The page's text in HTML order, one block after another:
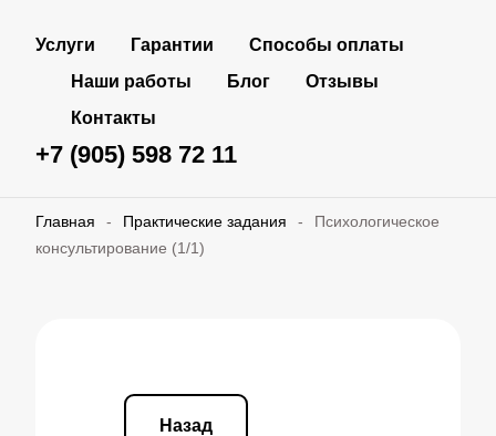
Услуги Гарантии
Способы оплаты
Наши работы
Блог
Отзывы
Контакты
+7 (905) 598 72 11
Главная - Практические задания -
Психологическое
консультирование (1/1)
Назад